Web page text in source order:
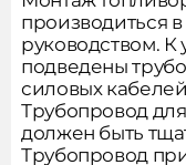
производиться
руководством. К
подведены
силовых
Трубопровод
должен быть
Трубопровод